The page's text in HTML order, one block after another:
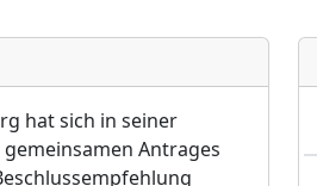
hat sich in seiner
gemeinsamen Antrages